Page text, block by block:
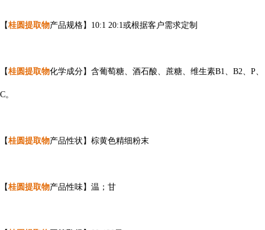
【桂圆提取物产品规格】10:1 20:1或根据客户需求定制
【桂圆提取物化学成分】含葡萄糖、酒石酸、蔗糖、维生素B1、B2、P、
C。
【桂圆提取物产品性状】棕黄色精细粉末
【桂圆提取物产品性味】温；甘